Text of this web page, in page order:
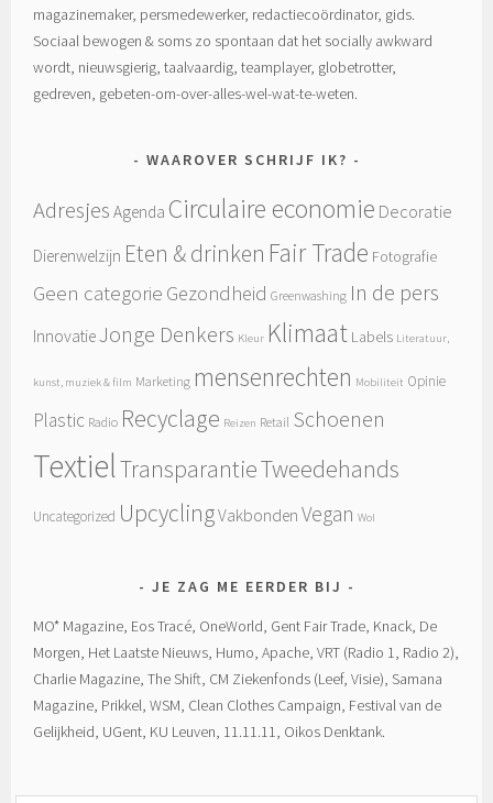
magazinemaker, persmedewerker, redactiecoördinator, gids.
Sociaal bewogen & soms zo spontaan dat het socially awkward
wordt, nieuwsgierig, taalvaardig, teamplayer, globetrotter,
gedreven, gebeten-om-over-alles-wel-wat-te-weten.
WAAROVER SCHRIJF IK?
Adresjes Agenda Circulaire economie Decoratie
Dierenwelzijn Eten & drinken Fair Trade Fotografie
Geen categorie Gezondheid Greenwashing In de pers
InnovatieJonge Denkers Kleur Klimaat Labels Literatuur,
kunst, muziek & film Marketing mensenrechten Mobiliteit Opinie
Plastic Radio Recyclage Reizen Retail Schoenen
TextielTransparantieTweedehands
Uncategorized UpcyclingVakbonden Vegan Wol
JE ZAG ME EERDER BIJ
MO* Magazine, Eos Tracé, OneWorld, Gent Fair Trade, Knack, De
Morgen, Het Laatste Nieuws, Humo, Apache, VRT (Radio 1, Radio 2),
Charlie Magazine, The Shift, CM Ziekenfonds (Leef, Visie), Samana
Magazine, Prikkel, WSM, Clean Clothes Campaign, Festival van de
Gelijkheid, UGent, KU Leuven, 11.11.11, Oikos Denktank.